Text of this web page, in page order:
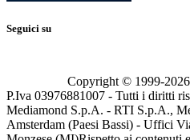
Seguici su
Copyright © 1999-2026
P.Iva 03976881007 - Tutti i diritti
Mediamond S.p.A. - RTI S.p.A.,
Amsterdam (Paesi Bassi) - Uffici